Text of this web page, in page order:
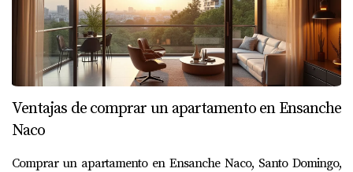
Ventajas de comprar un apartamento en Ensanche
Naco
Comprar un apartamento en Ensanche Naco, Santo Domingo,